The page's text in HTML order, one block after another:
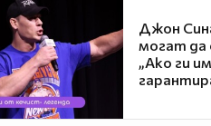
Джон
могат да
„Ако ги